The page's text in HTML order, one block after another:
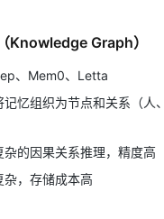
Graph）
、Mem0、Letta
记忆组织为节点和关系（人
杂的因果关系推理，精度高
杂，存储成本高